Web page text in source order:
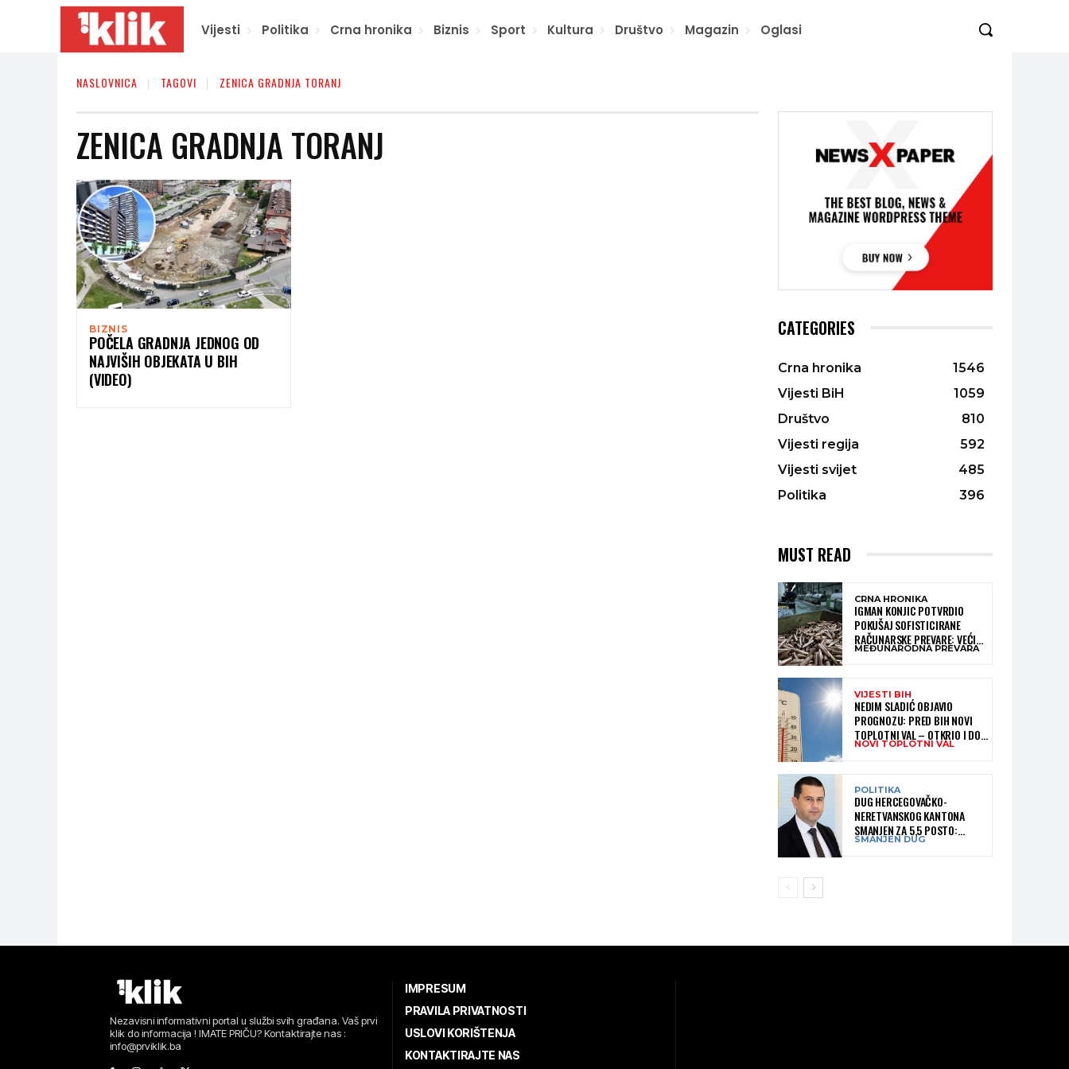
Vijesti Politika Crna hronika Biznis Sport Kultura Društvo Magazin Oglasi
NASLOVNICA TAGOVI ZENICA GRADNJA TORANJ
ZENICA GRADNJA TORANJ
BIZNIS
POČELA GRADNJA JEDNOG OD
NAJVIŠIH OBJEKATA U BIH
(VIDEO)
CATEGORIES
Crna hronika
1546
Vijesti BiH
1059
Društvo
810
Vijesti regija
592
Vijesti svijet
485
Politika
396
MUST READ
CRNA HRONIKA
IGMAN KONJIC POTVRDIO
POKUŠAJ SOFISTICIRANE
RAČUNARSKE PREVARE: VEĆI
DIO NOVCA BLOKIRAN,
MEĐUNARODNA PREVARA
VIJESTI BIH
NEDIM SLADIĆ OBJAVIO
PROGNOZU: PRED BIH NOVI
TOPLOTNI VAL – OTKRIO I DO
KADA BI MOGAO TRAJATI
NOVI TOPLOTNI VAL
POLITIKA
DUG HERCEGOVAČKO-
NERETVANSKOG KANTONA
SMANJEN ZA 5,5 POSTO:
OBJAVLJENI NAJNOVIJI PODACI
SMANJEN DUG
Nezavisni informativni portal u službi svih građana. Vaš prvi
klik do informacija ! IMATE PRIČU? Kontaktirajte nas :
info@prviklik.ba
IMPRESUM
PRAVILA PRIVATNOSTI
USLOVI KORIŠTENJA
KONTAKTIRAJTE NAS